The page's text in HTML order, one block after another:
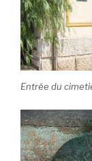
Entrée du